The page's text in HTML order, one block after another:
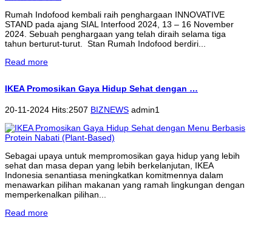
Rumah Indofood kembali raih penghargaan INNOVATIVE
STAND pada ajang SIAL Interfood 2024, 13 – 16 November
2024. Sebuah penghargaan yang telah diraih selama tiga
tahun berturut-turut. Stan Rumah Indofood berdiri...
Read more
IKEA Promosikan Gaya Hidup Sehat dengan …
20-11-2024 Hits:2507 BIZNEWS admin1
Sebagai upaya untuk mempromosikan gaya hidup yang lebih
sehat dan masa depan yang lebih berkelanjutan, IKEA
Indonesia senantiasa meningkatkan komitmennya dalam
menawarkan pilihan makanan yang ramah lingkungan dengan
memperkenalkan pilihan...
Read more